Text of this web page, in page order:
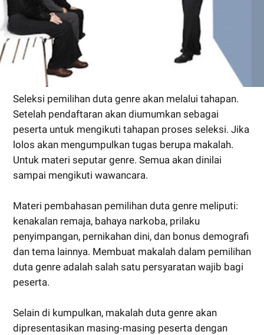
Seleksi pemilihan duta genre akan melalui tahapan.
Setelah pendaftaran akan diumumkan sebagai
peserta untuk mengikuti tahapan proses seleksi. Jika
lolos akan mengumpulkan tugas berupa makalah.
Untuk materi seputar genre. Semua akan dinilai
sampai mengikuti wawancara.
Materi pembahasan pemilihan duta genre meliputi:
kenakalan remaja, bahaya narkoba, prilaku
penyimpangan, pernikahan dini, dan bonus demografi
dan tema lainnya. Membuat makalah dalam pemilihan
duta genre adalah salah satu persyaratan wajib bagi
peserta.
Selain di kumpulkan, makalah duta genre akan
dipresentasikan masing-masing peserta dengan